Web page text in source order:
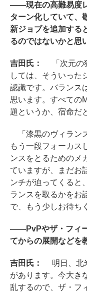
――現在の高難易度
ターン化していて、
新ジョブを追加する
るのではないかと思
吉田氏：
「次元
しては、そういった
認識です。バランス
思います。すべての
題というか、宿命だ
「漆黒のヴィラン
もう一段フォーカス
ンスをとるためのメ
ていますが、まだお
ンチが迫ってくると
ランスを取るかをお
で、もう少しお待ち
――PvPやザ・フィ
てからの展開などを
吉田氏： 明日、北
があります。今大き
乱するので、ザ・フ